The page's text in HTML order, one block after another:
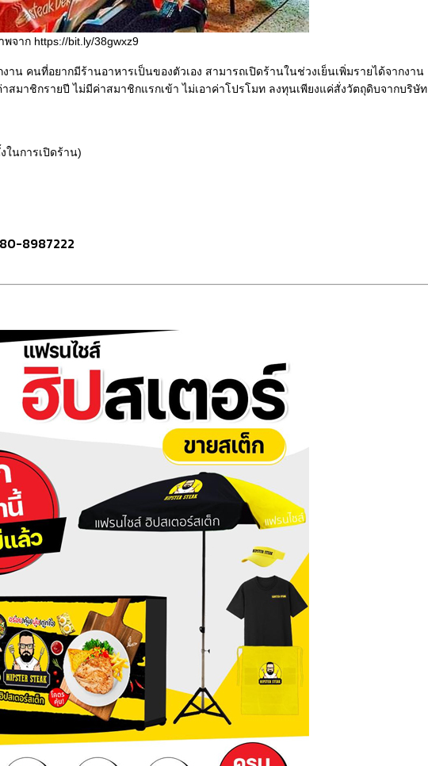
พจาก https://bit.ly/38gwxz9
น คนที่อยากมีร้านอาหารเป็นของตัวเอง สามารถเปิดร้านในช่วงเย็นเพิ่มรายได้จากงาน
มาชิกรายปี ไม่มีค่าสมาชิกแรกเข้า ไม่เอาค่าโปรโมท ลงทุนเพียงแค่สั่งวัตถุดิบจากบริษัท
ในการเปิดร้าน)
8987222